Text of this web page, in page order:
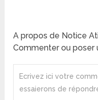
A propos de Notice
Commenter ou poser